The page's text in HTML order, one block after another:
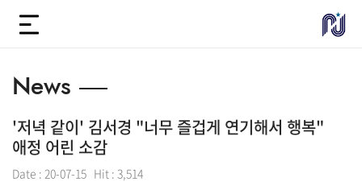
News
'저녁 같이' 김서경 "너무 즐겁게 연기해서 행복"
애정 어린 소감
Date : 20-07-15 Hit : 3,514